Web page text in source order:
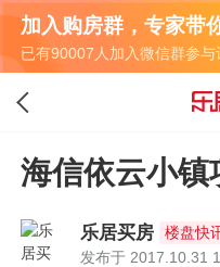
加入购房群，专家带
已有90007人加入微信群参与
海信依云小镇
乐居买房
楼盘快
发布于 2017.10.31